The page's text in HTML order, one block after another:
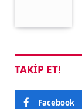
TAKIP ET!
Facebook